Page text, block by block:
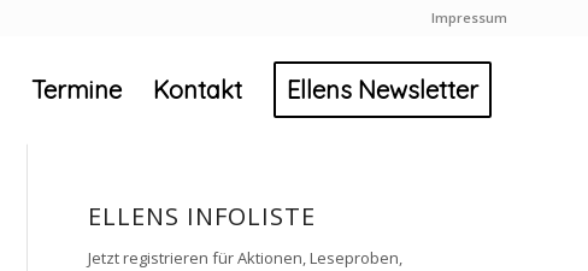
Impressum
Termine Kontakt Ellens Newsletter
ELLENS INFOLISTE
Jetzt registrieren für Aktionen, Leseproben,